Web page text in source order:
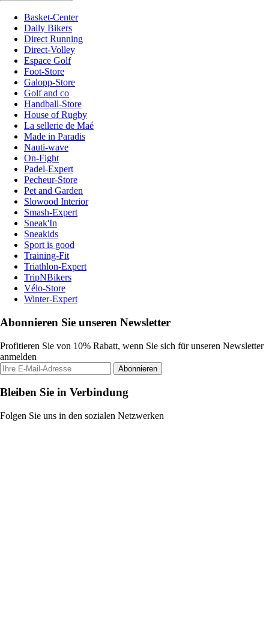
Basket-Center
Daily Bikers
Direct Running
Direct-Volley
Espace Golf
Foot-Store
Galopp-Store
Golf and co
Handball-Store
House of Rugby
La sellerie de Maé
Made in Paradis
Nauti-wave
On-Fight
Padel-Expert
Pecheur-Store
Pet and Garden
Slowood Interior
Smash-Expert
Sneak'In
Sneakids
Sport is good
Training-Fit
Triathlon-Expert
TripNBikers
Vélo-Store
Winter-Expert
Abonnieren Sie unseren Newsletter
Profitieren Sie von 10% Rabatt, wenn Sie sich für unseren Newsletter
anmelden
Abonnieren
Bleiben Sie in Verbindung
Folgen Sie uns in den sozialen Netzwerken